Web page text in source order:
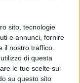
sito, tecnologie
e annunci, fornire
il nostro traffico.
di questa
le tue scelte sul
su questo sito
lista civica grillina